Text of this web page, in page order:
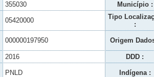
355030 Município :
05420000
Tipo
:
000000197950 Origem
2016 DDD :
PNLD Indígena :